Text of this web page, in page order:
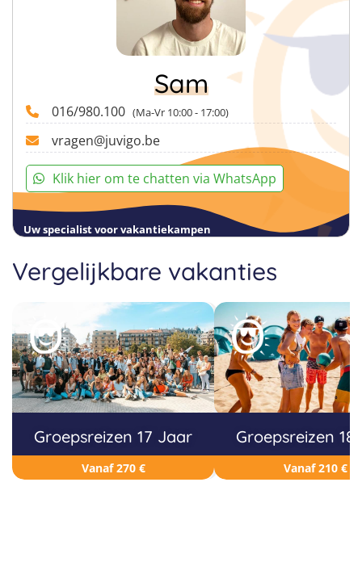
Sam
016/980.100 (Ma-Vr 10:00 - 17:00)
vragen@juvigo.be
Klik hier om te chatten via WhatsApp
Uw specialist voor vakantiekampen
Vergelijkbare vakanties
Groepsreizen 17 Jaar
Vanaf 270 €
Groepsreizen
Vanaf 210 €